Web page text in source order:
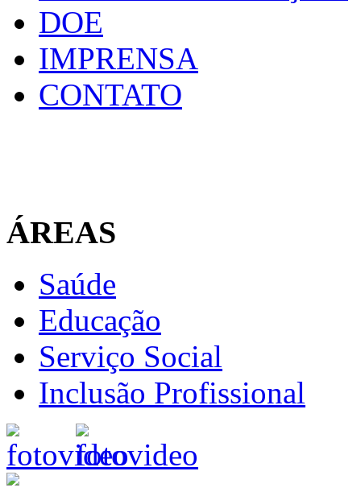
DOE
IMPRENSA
CONTATO
ÁREAS
Saúde
Educação
Serviço Social
Inclusão Profissional